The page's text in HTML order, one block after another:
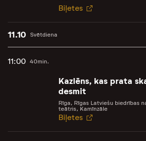
Biļetes
Svētdiena
11.10
11:00 40min.
Kazlēns, kas prata
desmit
Rīga, Rīgas Latviešu biedrības
teātris, Kamīnzāle
Biļetes